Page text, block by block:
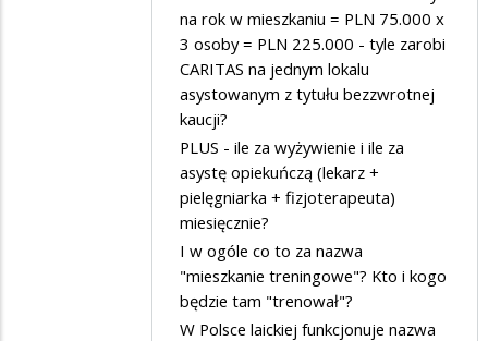
na rok w mieszkaniu = PLN 75.000 x
3 osoby = PLN 225.000 - tyle zarobi
CARITAS na jednym lokalu
asystowanym z tytułu bezzwrotnej
kaucji?
PLUS - ile za wyżywienie i ile za
asystę opiekuńczą (lekarz +
pielęgniarka + fizjoterapeuta)
miesięcznie?
I w ogóle co to za nazwa
"mieszkanie treningowe"? Kto i kogo
będzie tam "trenował"?
W Polsce laickiej funkcjonuje nazwa